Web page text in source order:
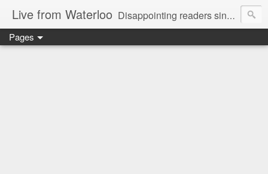
Live from Waterloo Disappointing readers since 2006
Pages